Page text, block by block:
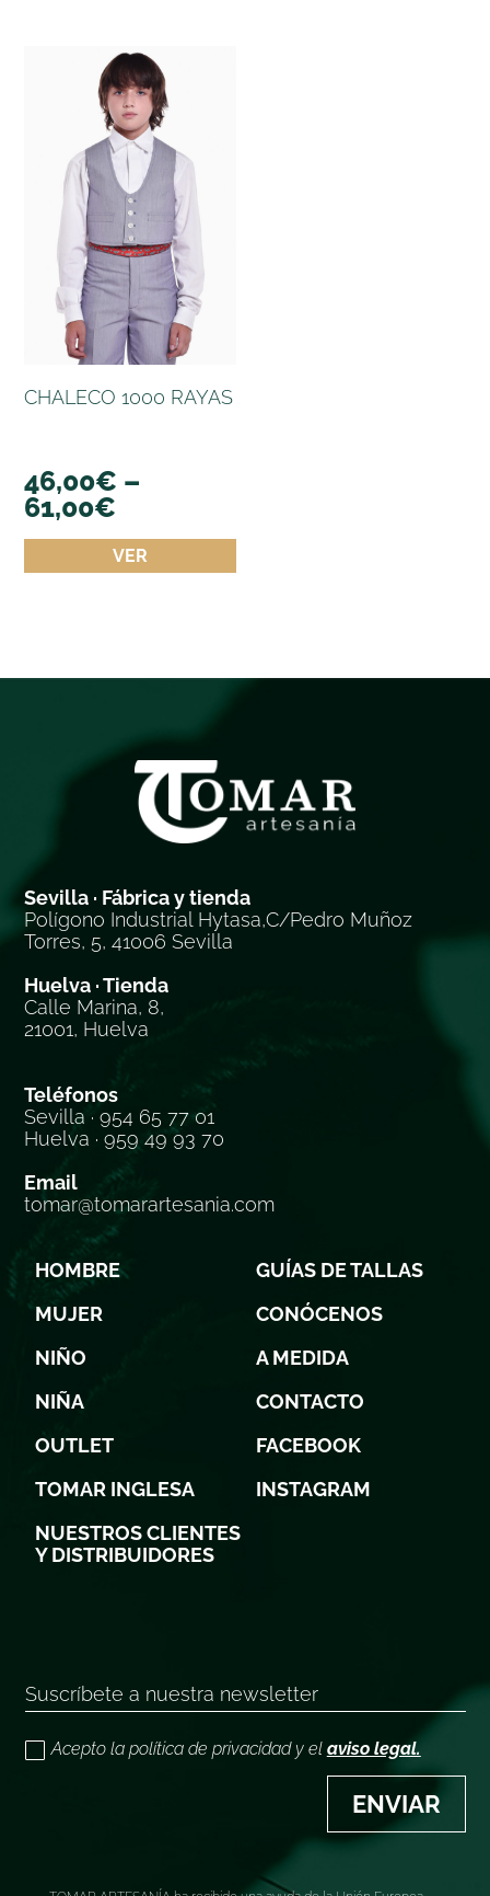
CHALECO 1000 RAYAS
46,00€ –
61,00€
VER
Sevilla · Fábrica y tienda
Polígono Industrial Hytasa,C/Pedro Muñoz
Torres, 5, 41006 Sevilla
Huelva · Tienda
Calle Marina, 8,
21001, Huelva
Teléfonos
Sevilla · 954 65 77 01
Huelva · 959 49 93 70
Email
tomar@tomarartesania.com
HOMBRE
MUJER
NIÑO
NIÑA
OUTLET
TOMAR INGLESA
NUESTROS CLIENTES
Y DISTRIBUIDORES
GUÍAS DE TALLAS
CONÓCENOS
A MEDIDA
CONTACTO
FACEBOOK
INSTAGRAM
Acepto la política de privacidad y el aviso legal.
ENVIAR